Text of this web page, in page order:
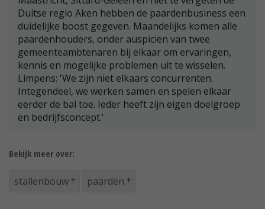
Duitse regio Aken hebben de paardenbusiness een
duidelijke boost gegeven. Maandelijks komen alle
paardenhouders, onder auspiciën van twee
gemeenteambtenaren bij elkaar om ervaringen,
kennis en mogelijke problemen uit te wisselen.
Limpens: 'We zijn niet elkaars concurrenten.
Integendeel, we werken samen en spelen elkaar
eerder de bal toe. Ieder heeft zijn eigen doelgroep
en bedrijfsconcept.'
Bekijk meer over:
stallenbouw paarden